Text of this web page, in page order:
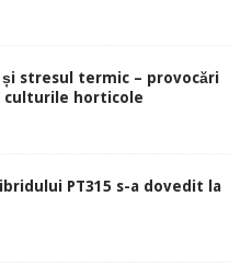
stresul termic – provocări
culturile horticole
PT315 s-a dovedit la